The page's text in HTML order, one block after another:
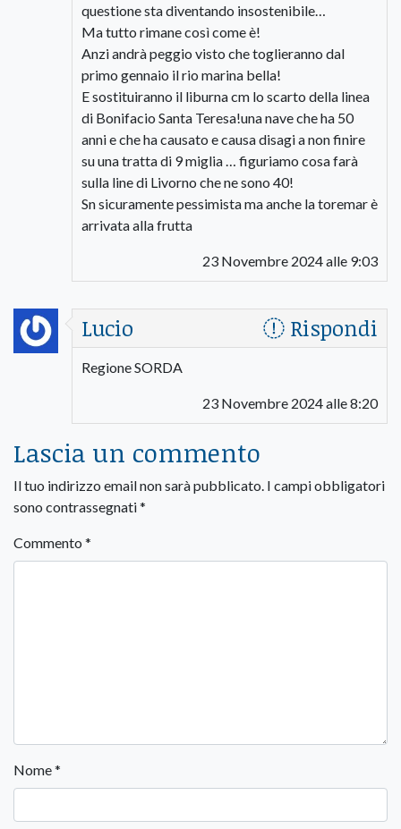
questione sta diventando insostenibile…
Ma tutto rimane così come è!
Anzi andrà peggio visto che toglieranno dal
primo gennaio il rio marina bella!
E sostituiranno il liburna cm lo scarto della linea
di Bonifacio Santa Teresa!una nave che ha 50
anni e che ha causato e causa disagi a non finire
su una tratta di 9 miglia … figuriamo cosa farà
sulla line di Livorno che ne sono 40!
Sn sicuramente pessimista ma anche la toremar è
arrivata alla frutta
23 Novembre 2024 alle 9:03
Lucio Rispondi
Regione SORDA
23 Novembre 2024 alle 8:20
Lascia un commento
Il tuo indirizzo email non sarà pubblicato. I campi obbligatori
sono contrassegnati*
Commento *
Nome*